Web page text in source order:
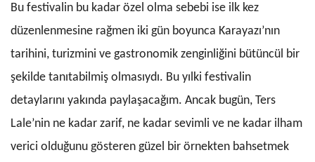
Bu festivalin bu kadar özel olma sebebi ise ilk kez
düzenlenmesine rağmen iki gün boyunca Karayazı’nın
tarihini, turizmini ve gastronomik zenginliğini bütüncül bir
şekilde tanıtabilmiş olmasıydı. Bu yılki festivalin
detaylarını yakında paylaşacağım. Ancak bugün, Ters
Lale’nin ne kadar zarif, ne kadar sevimli ve ne kadar ilham
verici olduğunu gösteren güzel bir örnekten bahsetmek